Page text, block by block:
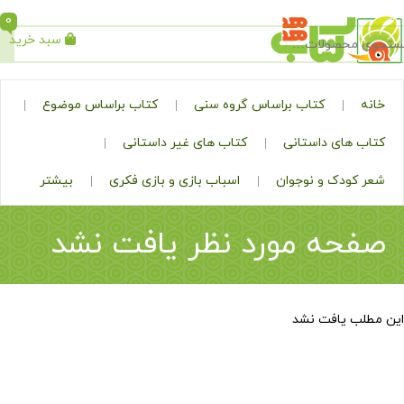
جستجو سبد خرید
0
کتاب براساس گروه سنی کتاب براساس موضوع
داستانی کتاب های غیر داستانی
و نوجوان اسباب بازی و بازی فکری بیشتر
مورد نظر یافت نشد
نشد